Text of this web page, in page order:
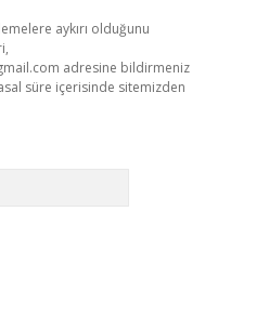
aykırı olduğunu
adresine bildirmeniz
süre içerisinde sitemizden